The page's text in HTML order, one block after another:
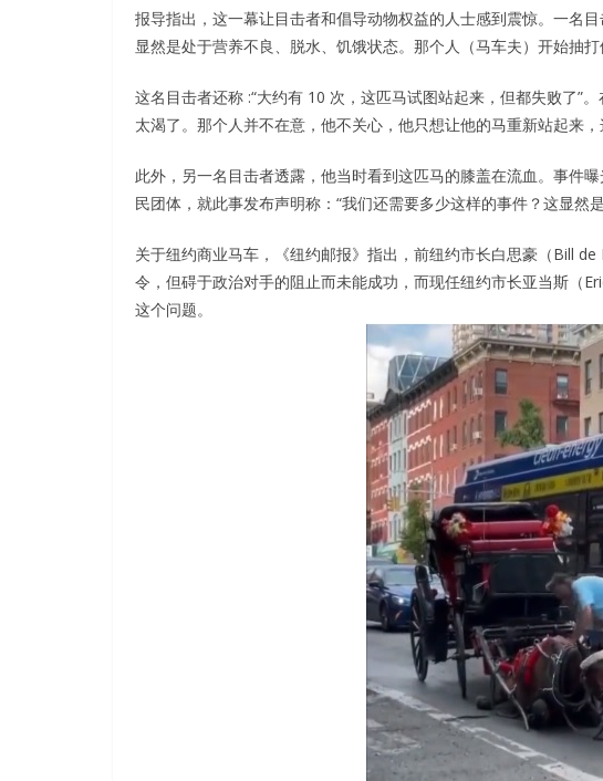
报导指出，这一幕让目击者和倡导动物权益的人士感到震惊。一名
显然是处于营养不良、脱水、饥饿状态。那个人（马车夫）开始抽
这名目击者还称 :“大约有 10 次，这匹马试图站起来，但都失败了”
太渴了。那个人并不在意，他不关心，他只想让他的马重新站起来
此外，另一名目击者透露，他当时看到这匹马的膝盖在流血。事件
民团体，就此事发布声明称：“我们还需要多少这样的事件？这显然
关于纽约商业马车，《纽约邮报》指出，前纽约市长白思豪（Bill
令，但碍于政治对手的阻止而未能成功，而现任纽约市长亚当斯（
这个问题。